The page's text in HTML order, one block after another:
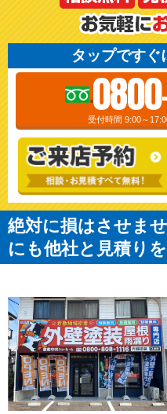
タップですぐ
受付時間 9:00～
絶対に損はさせま
にも他社と見積り